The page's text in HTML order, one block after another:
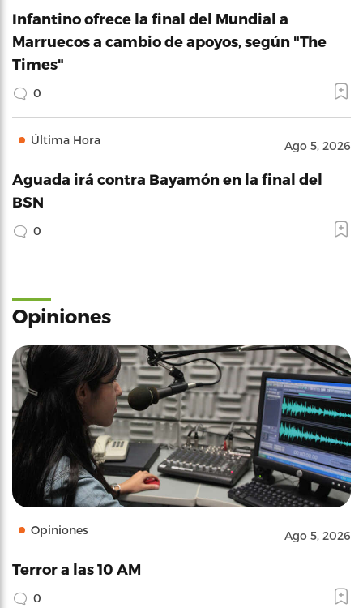
Infantino ofrece la final del Mundial a
Marruecos a cambio de apoyos, según "The
Times"
0
Última Hora Ago 5, 2026
Aguada irá contra Bayamón en la final del
BSN
0
Opiniones
Opiniones Ago 5, 2026
Terror a las 10 AM
0